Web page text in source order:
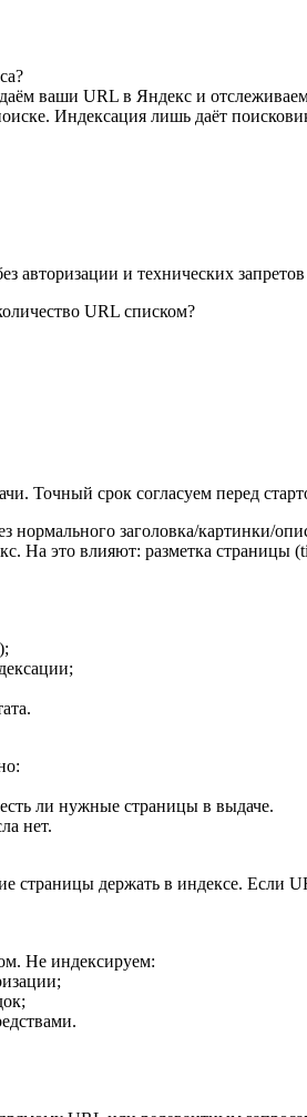
ваши URL в Яндекс и
Индексация лишь даёт
авторизации и технических
URL списком?
Точный срок согласуем перед
нормального заголовка/картинки/
На это влияют: разметка страницы
ли нужные страницы в выдаче.
нет.
страницы держать в индексе.
Не индексируем: